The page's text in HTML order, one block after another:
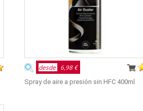
desde 6,98 €
Spray de aire a presión sin HFC 400ml